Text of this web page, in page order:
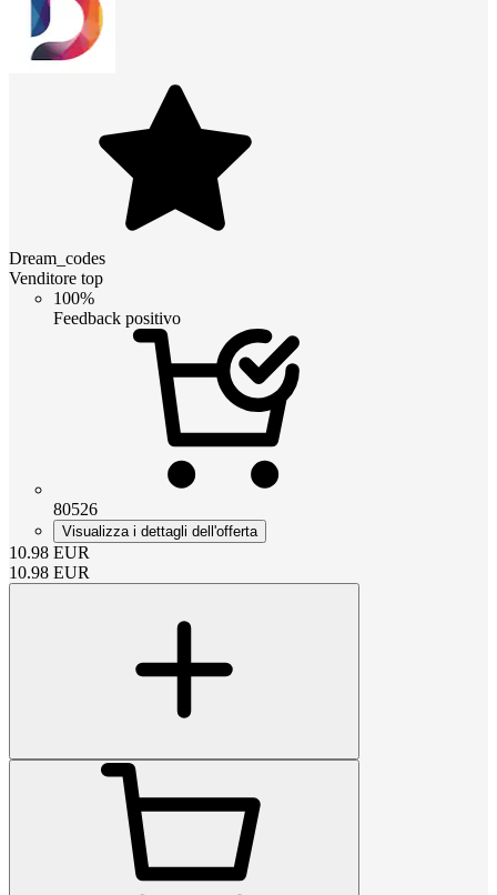
Dream_codes
Venditore top
100%
Feedback positivo
80526
Visualizza i dettagli dell'offerta
10.98 EUR
10.98 EUR